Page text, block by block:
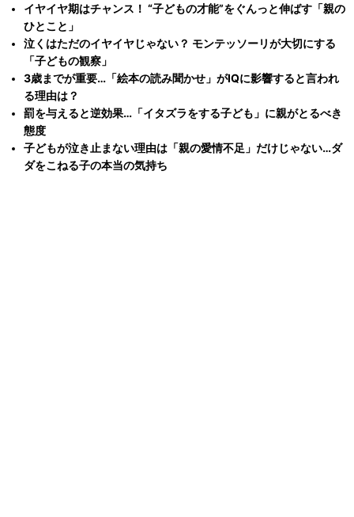
イヤイヤ期はチャンス！ “子どもの才能”をぐんっと伸ばす「親の
ひとこと」
泣くはただのイヤイヤじゃない？ モンテッソーリが大切にする
「子どもの観察」
3歳までが重要…「絵本の読み聞かせ」がIQに影響すると言われ
る理由は？
罰を与えると逆効果…「イタズラをする子ども」に親がとるべき
態度
子どもが泣き止まない理由は「親の愛情不足」だけじゃない…ダ
ダをこねる子の本当の気持ち